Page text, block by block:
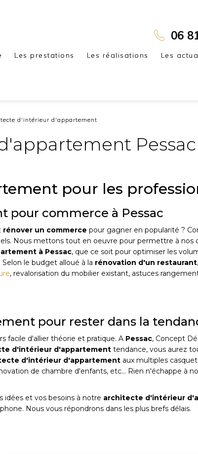
06
Les prestations Les réalisations Les
d'intérieur d'appartement
Pessac
pour les
pour commerce à Pessac
rénover un commerce pour gagner en popularité ?
Nous mettons tout en oeuvre pour permettre à nos
à Pessac, que ce soit pour optimiser les
le budget alloué à la rénovation d'un restaurant
, revalorisation du mobilier existant, astuces
pour rester dans la
facile d'allier théorie et pratique. A Pessac, Concept
d'intérieur d'appartement tendance, vous aurez
d'intérieur d'appartement aux multiples
de chambre d'enfants, etc... Rien n'échappe à
idées et vos besoins à notre architecte d'intérieur
Nous vous répondrons dans les plus brefs délais.